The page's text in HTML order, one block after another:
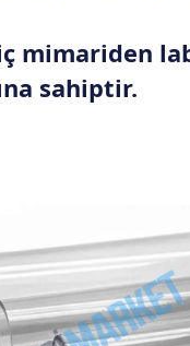
mimariden
sahiptir.